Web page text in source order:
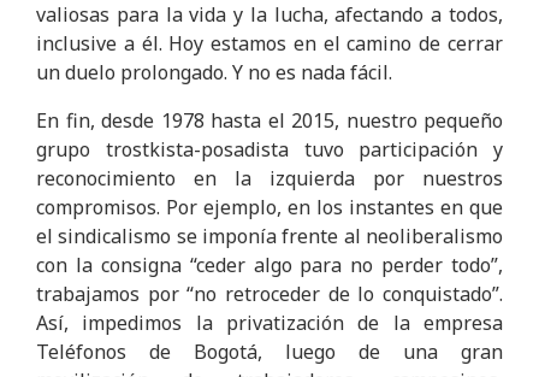
valiosas para la vida y la lucha, afectando a todos,
inclusive a él. Hoy estamos en el camino de cerrar
un duelo prolongado. Y no es nada fácil.
En fin, desde 1978 hasta el 2015, nuestro pequeño
grupo trostkista-posadista tuvo participación y
reconocimiento en la izquierda por nuestros
compromisos. Por ejemplo, en los instantes en que
el sindicalismo se imponía frente al neoliberalismo
con la consigna “ceder algo para no perder todo”,
trabajamos por “no retroceder de lo conquistado”.
Así, impedimos la privatización de la empresa
Teléfonos de Bogotá, luego de una gran